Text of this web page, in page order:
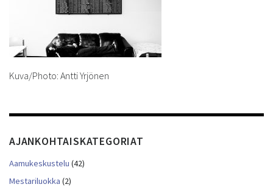
Kuva/Photo: Antti Yrjönen
AJANKOHTAISKATEGORIAT
Aamukeskustelu (42)
Mestariluokka (2)